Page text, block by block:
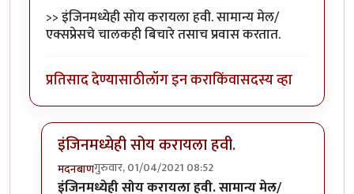
>> इंजिनमध्येही सोय करायला हवी. सामान्य मेल/
एक्सप्रेसचे चालकही बिचारे तसाच प्रवास करतात.
प्रतिसाद देण्यासाठीलॉग इन कराकिंवासदस्य व्हा
इंजिनमध्येही सोय करायला हवी.
मदनबाणगुरुवार, 01/04/2021 08:52
In reply toम बाbyहेमंतकुमार
इंजिनमध्येही सोय करायला हवी. सामान्य मेल/